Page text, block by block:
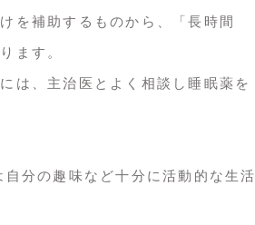
を補助するものから、「長時間
ます。
は、主治医とよく相談し睡眠薬を
分の趣味など十分に活動的な生活